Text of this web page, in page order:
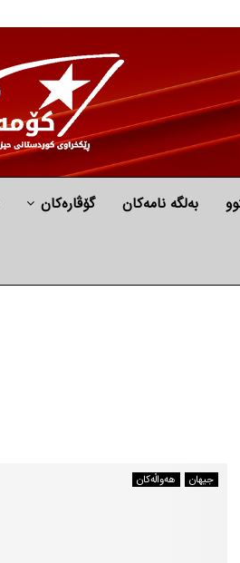
به‌لگه‌ نامه‌كان گۆڤارەکان
جیهان هه‌واڵه‌کان